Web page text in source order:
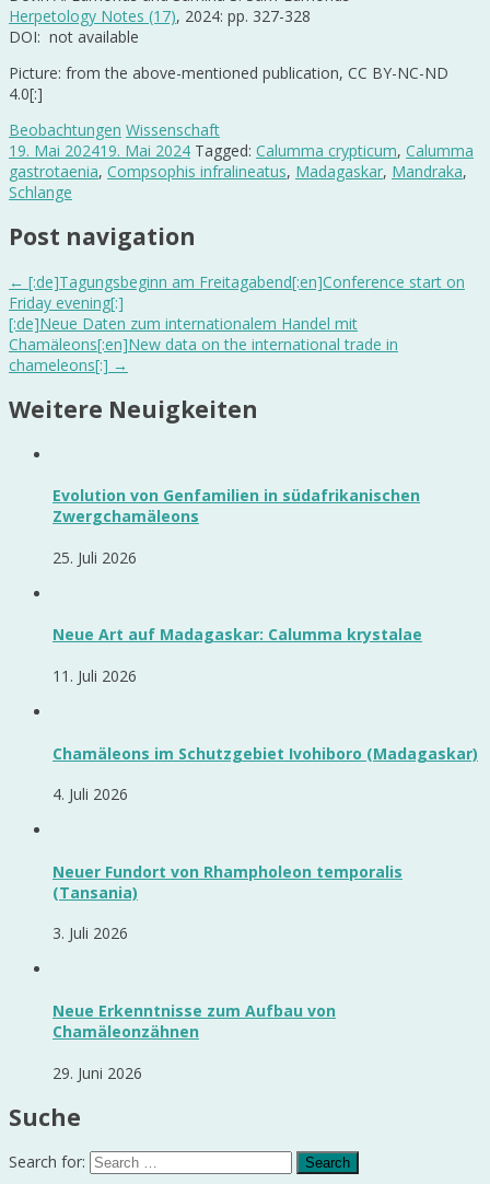
Herpetology Notes (17), 2024: pp. 327-328
DOI: not available
Picture: from the above-mentioned publication, CC BY-NC-ND
4.0[:]
Beobachtungen Wissenschaft
19. Mai 202419. Mai 2024 Tagged: Calumma crypticum, Calumma
gastrotaenia, Compsophis infralineatus, Madagaskar, Mandraka,
Schlange
Post navigation
← [:de]Tagungsbeginn am Freitagabend[:en]Conference start on
Friday evening[:]
[:de]Neue Daten zum internationalem Handel mit
Chamäleons[:en]New data on the international trade in
chameleons[:] →
Weitere Neuigkeiten
Evolution von Genfamilien in südafrikanischen
Zwergchamäleons
25. Juli 2026
Neue Art auf Madagaskar: Calumma krystalae
11. Juli 2026
Chamäleons im Schutzgebiet Ivohiboro (Madagaskar)
4. Juli 2026
Neuer Fundort von Rhampholeon temporalis
(Tansania)
3. Juli 2026
Neue Erkenntnisse zum Aufbau von
Chamäleonzähnen
29. Juni 2026
Suche
Search for: